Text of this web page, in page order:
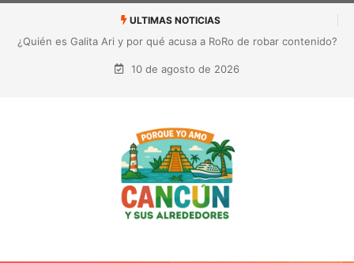
ULTIMAS NOTICIAS
¿Quién es Galita Ari y por qué acusa a RoRo de robar contenido?
La polémica que sacude las redes sociales
10 de agosto de 2026